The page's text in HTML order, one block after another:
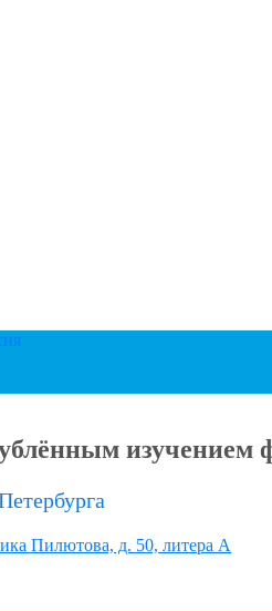
изучением
Пилютова, д. 50, литера А